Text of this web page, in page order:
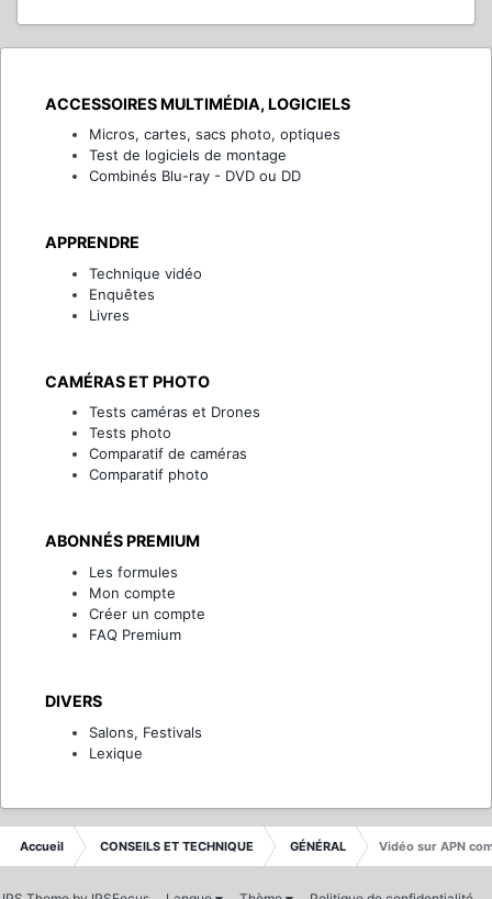
ACCESSOIRES MULTIMÉDIA, LOGICIELS
Micros, cartes, sacs photo, optiques
Test de logiciels de montage
Combinés Blu-ray - DVD ou DD
APPRENDRE
Technique vidéo
Enquêtes
Livres
CAMÉRAS ET PHOTO
Tests caméras et Drones
Tests photo
Comparatif de caméras
Comparatif photo
ABONNÉS PREMIUM
Les formules
Mon compte
Créer un compte
FAQ Premium
DIVERS
Salons, Festivals
Lexique
Accueil CONSEILS ET TECHNIQUE GÉNÉRAL Vidéo sur APN